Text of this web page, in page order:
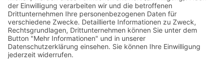
Datenschutz
Impressum
Fachgeschäfte